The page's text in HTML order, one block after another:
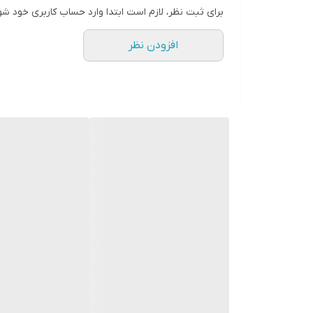
برای ثبت نظر، لازم است ابتدا وارد حساب کاربری خود
افزودن نظر